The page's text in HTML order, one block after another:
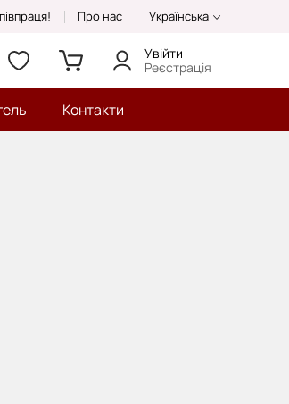
Про нас Українська
Увійти
Реєстрація
Контакти